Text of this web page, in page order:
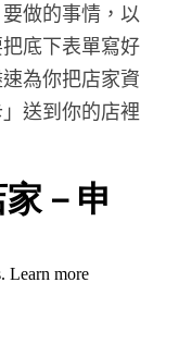
做的事情，以
底下表單寫好
為你把店家資
送到你的店裡